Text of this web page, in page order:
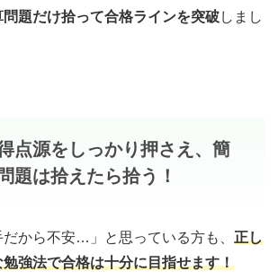
題だけ拾って合格ラインを突破しまし
得点源をしっかり押さえ、簡
題は拾えたら拾う！
だから不安…」と思っている方も、 正し
強法で合格は十分に目指せます！